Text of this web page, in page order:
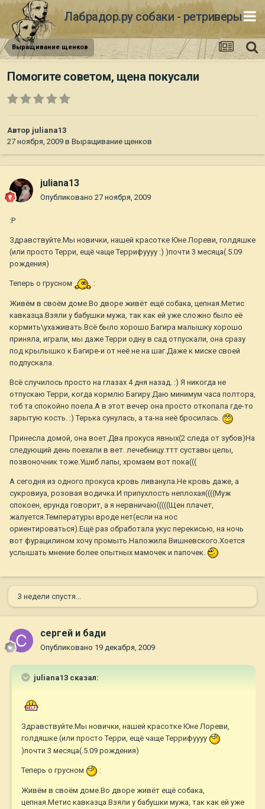
Лабрадор.ру собаки - ретриверы
Выращивание щенков
Помогите советом, щена покусали
Автор juliana13
27 ноября, 2009 в Выращивание щенков
juliana13
Опубликовано 27 ноября, 2009
:P
Здравствуйте.Мы новички, нашей красотке Юне Лореви, голдяшке
(или просто Терри, ещё чаще Террифуууу :) )почти 3 месяца(.5.09
рождения)
Теперь о грусном :
Живём в своём доме.Во дворе живёт ещё собака, цепная.Метис
кавказца.Взяли у бабушки мужа, так как ей уже сложно было её
кормить\ухаживать.Всё было хорошо.Багира малышку хорошо
приняла, играли, мы даже Терри одну в сад отпускали, она сразу
под крылышко к Багире-и от неё не на шаг.Даже к миске своей
подпускала.
Всё случилось просто на глазах 4 дня назад. :) Я никогда не
отпускаю Терри, когда кормлю Багиру.Даю минимум часа полтора,
тоб та спокойно поела.А в этот вечер она просто откопала где-то
зарытую кость. :) Терька сунулась, а та-на неё бросилась.
Принесла домой, она воет.Два прокуса явных(2 следа от зубов)На
следующий день поехали в вет. лечебницу.ттт суставы целы,
позвоночник тоже.Ушиб лапы, хромаем вот пока(((
А сегодня из одного прокуса кровь ливанула.Не кровь даже, а
сукровиуа, розовая водичка.И припухлость неплохая((((Муж
спокоен, ерунда говорит, а я нервничаю(((((Щен плачет,
жалуется.Температуры вроде нет(если на нос
ориентироваться).Ещё раз обработала укус перекисью, на ночь
вот фурацилином хочу промыть.Наложила Вишневского.Хоется
услышать мнение более опытных мамочек и папочек.
3 недели спустя...
сергей и бади
Опубликовано 19 декабря, 2009
juliana13 сказал:
Здравствуйте.Мы новички, нашей красотке Юне Лореви,
голдяшке (или просто Терри, ещё чаще Террифуууу
)почти 3 месяца(.5.09 рождения)
Теперь о грусном :
Живём в своём доме.Во дворе живёт ещё собака,
цепная.Метис кавказца.Взяли у бабушки мужа, так как ей уже